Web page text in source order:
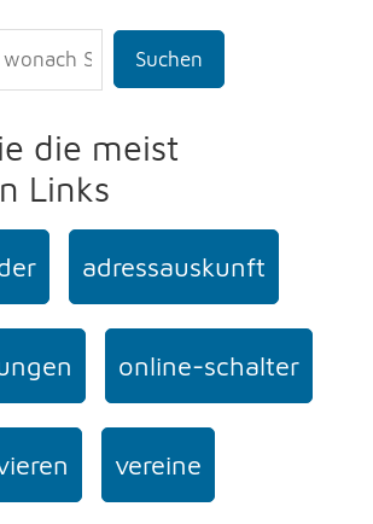
Suchen
die meist
Links
adressauskunft
online-schalter
vereine